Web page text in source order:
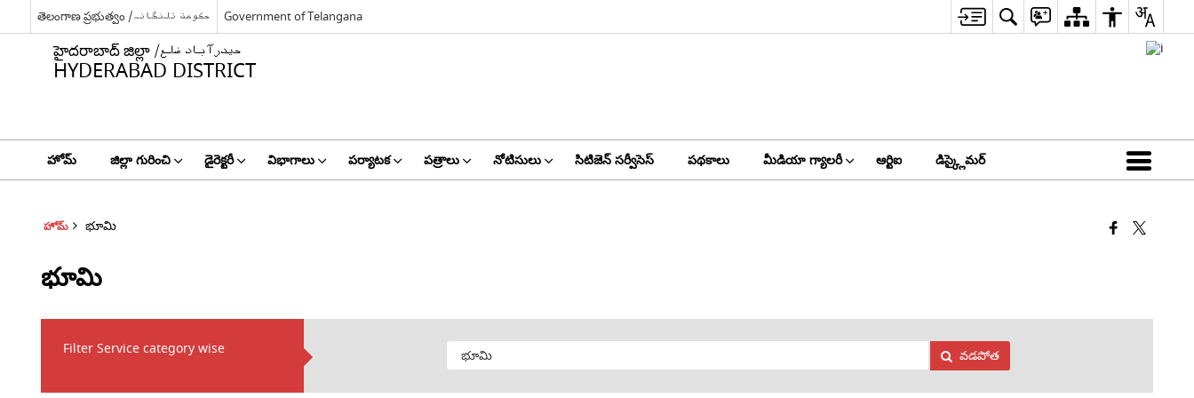
తెలంగాణ ప్రభుత్వం /حکومت تلنگانہ Government of Telangana
హైదరాబాద్ జిల్లా /حیدرآباد ضلع
HYDERABAD DISTRICT
హోమ్ జిల్లా గురించి డైరెక్టరీ విభాగాలు పర్యాటక పత్రాలు నోటిసులు సిటిజెన్ సర్వీసెస్ పథకాలు మీడియా గ్యాలరీ ఆర్టిఐ డిస్క్లైమర్
హోమ్ భూమి
భూమి
Filter Service category wise వడపోత